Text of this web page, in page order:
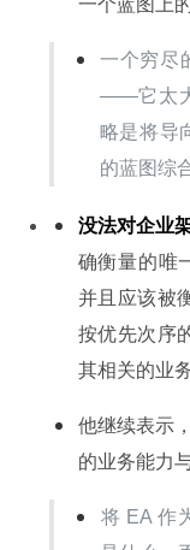
一个蓝图上
一个穷尽
——它太
略是将导
的蓝图综
没法对企业
确衡量的唯
并且应该被
按优先次序
其相关的业
他继续表示
的业务能力
将 EA 作